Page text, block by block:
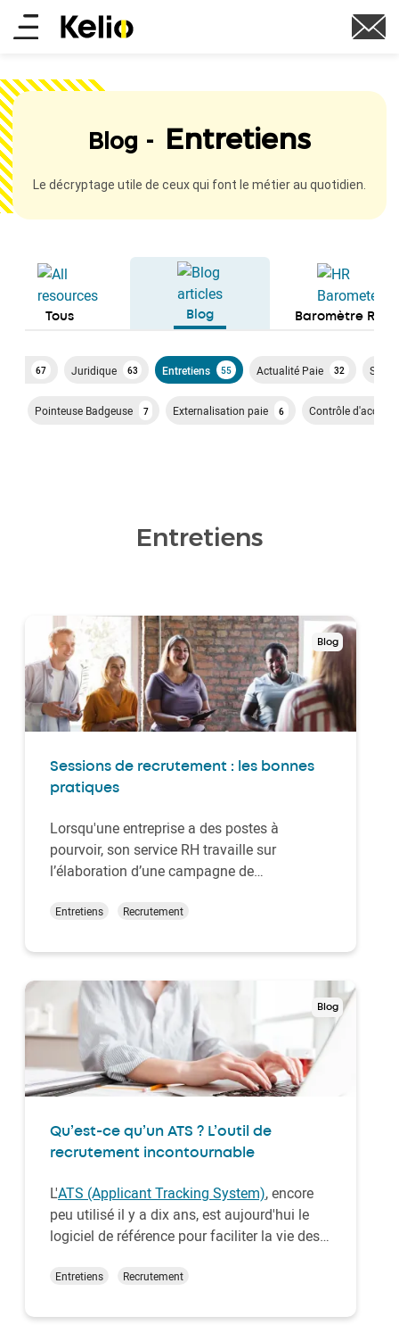
Aller
au
principal
Main
Blog - Entretiens
Le décryptage utile de ceux qui font le métier au quotidien.
Tous Blog Baromètre RH
67 Juridique 63 Entretiens 55 Actualité Paie 32 SIRH
Pointeuse Badgeuse 7 Externalisation paie 6 Contrôle d'accès
Entretiens
Blog
Sessions de recrutement : les bonnes
pratiques
Lorsqu'une entreprise a des postes à
pourvoir, son service RH travaille sur
l’élaboration d’une campagne de
pour atteindre ses objectifs, les journées de
différencier des campagnes habituelles qui
sont proposées par les autr…
Entretiens Recrutement
Blog
Qu’est-ce qu’un ATS ? L’outil de
recrutement incontournable
L'ATS (Applicant Tracking System), encore
peu utilisé il y a dix ans, est aujourd'hui le
logiciel de référence pour faciliter la vie des
recrutement . Grâce à ses nombreuses
indispensable.
Entretiens Recrutement